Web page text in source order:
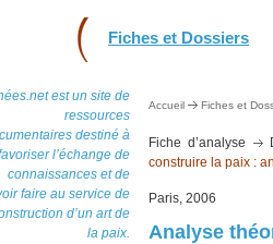
Fiches et Dossiers
est un site de
ressources
destiné à
l’échange de
connaissances et de
faire au service de
d’un art de
la paix.
Accueil Fiches et
Fiche d’analyse
construire la paix :
Paris, 2006
Analyse